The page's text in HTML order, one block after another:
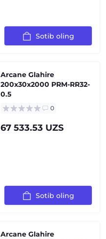
Sotib oling
Arcane Glahire
200x30x2000 PRM-RR32-
0.5
0
67 533.53 UZS
Sotib oling
Arcane Glahire